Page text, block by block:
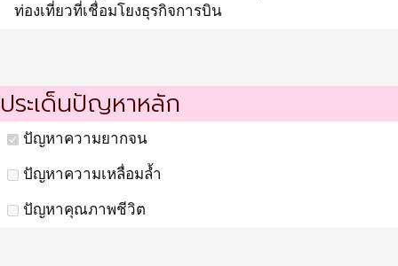
ท่องเที่ยวที่เชื่อมโยงธุรกิจการบิน
ประเด็นปัญหาหลัก
ปัญหาความยากจน
ปัญหาความเหลื่อมล้ำ
ปัญหาคุณภาพชีวิต